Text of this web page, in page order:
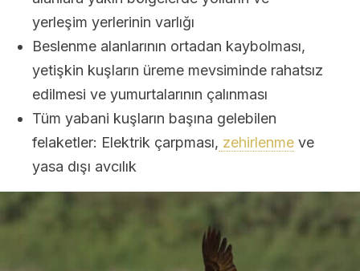
yerleşim yerlerinin varlığı
Beslenme alanlarının ortadan kaybolması,
yetişkin kuşların üreme mevsiminde rahatsız
edilmesi ve yumurtalarının çalınması
Tüm yabani kuşların başına gelebilen
felaketler: Elektrik çarpması, zehirlenme ve
yasa dışı avcılık